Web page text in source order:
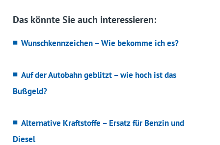
Das könnte Sie auch interessieren:
Wunschkennzeichen – Wie bekomme ich es?
Auf der Autobahn geblitzt – wie hoch ist das
Bußgeld?
Alternative Kraftstoffe – Ersatz für Benzin und
Diesel